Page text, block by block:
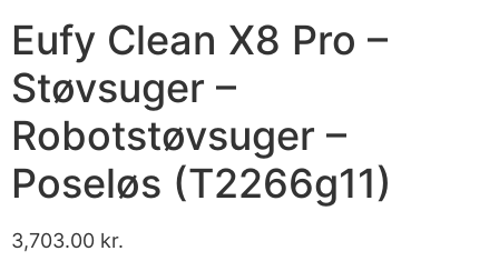
Eufy Clean X8 Pro –
Støvsuger –
Robotstøvsuger –
Poseløs (T2266g11)
3,703.00 kr.